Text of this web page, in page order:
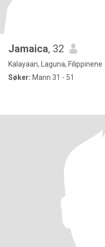
Jamaica, 32
Kalayaan, Laguna, Filippinene
Søker: Mann 31 - 51